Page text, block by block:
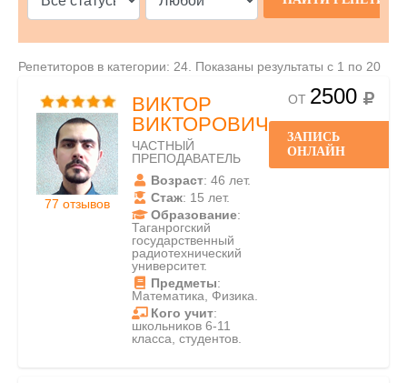
Репетиторов в категории: 24. Показаны результаты с 1 по 20
77 отзывов
ВИКТОР
ВИКТОРОВИЧ
ЧАСТНЫЙ
ПРЕПОДАВАТЕЛЬ
Возраст: 46 лет.
Стаж: 15 лет.
Образование:
Таганрогский
государственный
радиотехнический
университет.
Предметы:
Математика, Физика.
Кого учит:
школьников 6-11
класса, студентов.
ОТ 2500
ЗАПИСЬ
ОНЛАЙН